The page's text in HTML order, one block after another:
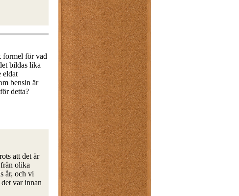
formel för vad
bildas lika
eldat
bensin är
detta?
att det är
olika
år, och vi
var innan